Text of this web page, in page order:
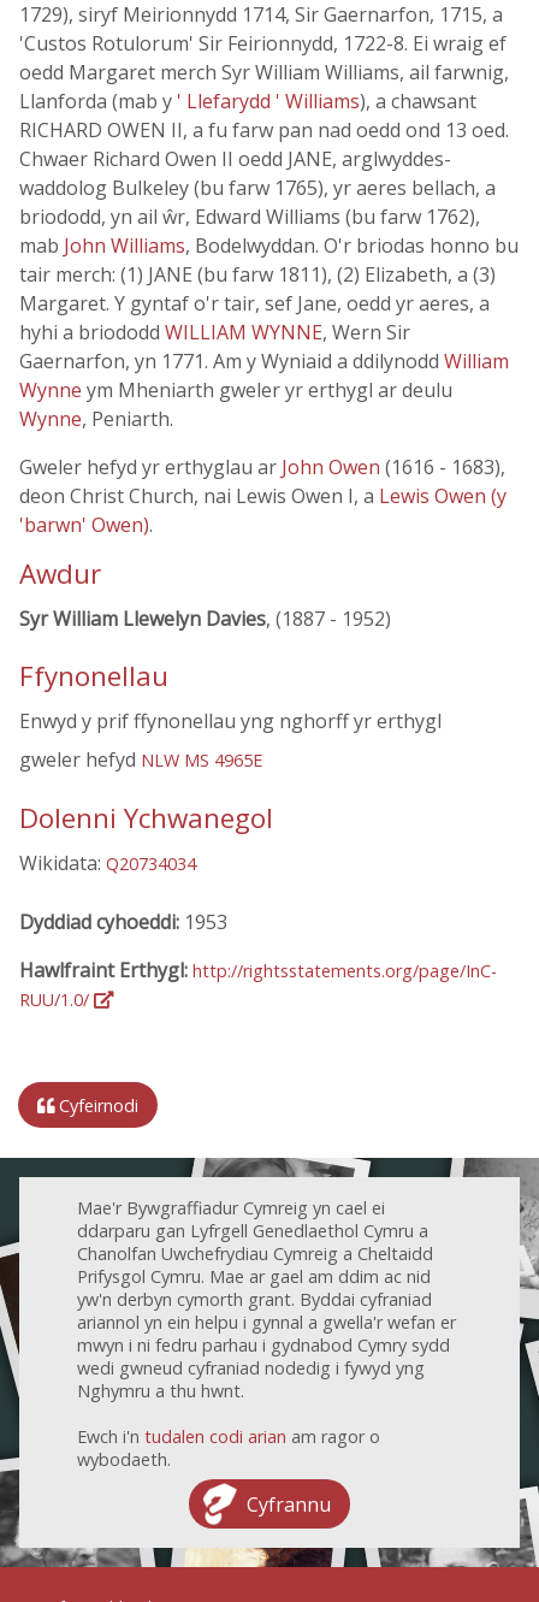
1729), siryf Meirionnydd 1714, Sir Gaernarfon, 1715, a
'Custos Rotulorum' Sir Feirionnydd, 1722-8. Ei wraig ef
oedd Margaret merch Syr William Williams, ail farwnig,
Llanforda (mab y ' Llefarydd ' Williams), a chawsant
RICHARD OWEN II, a fu farw pan nad oedd ond 13 oed.
Chwaer Richard Owen II oedd JANE, arglwyddes-
waddolog Bulkeley (bu farw 1765), yr aeres bellach, a
briododd, yn ail ŵr, Edward Williams (bu farw 1762),
mab John Williams, Bodelwyddan. O'r briodas honno bu
tair merch: (1) JANE (bu farw 1811), (2) Elizabeth, a (3)
Margaret. Y gyntaf o'r tair, sef Jane, oedd yr aeres, a
hyhi a briododd WILLIAM WYNNE, Wern Sir
Gaernarfon, yn 1771. Am y Wyniaid a ddilynodd William
Wynne ym Mheniarth gweler yr erthygl ar deulu
Wynne, Peniarth.
Gweler hefyd yr erthyglau ar John Owen (1616 - 1683),
deon Christ Church, nai Lewis Owen I, a Lewis Owen (y
'barwn' Owen).
Awdur
Syr William Llewelyn Davies, (1887 - 1952)
Ffynonellau
Enwyd y prif ffynonellau yng nghorff yr erthygl
gweler hefyd NLW MS 4965E
Dolenni Ychwanegol
Wikidata: Q20734034
Dyddiad cyhoeddi: 1953
Hawlfraint Erthygl: http://rightsstatements.org/page/InC-
RUU/1.0/
Cyfeirnodi
Mae'r Bywgraffiadur Cymreig yn cael ei
ddarparu gan Lyfrgell Genedlaethol Cymru a
Chanolfan Uwchefrydiau Cymreig a Cheltaidd
Prifysgol Cymru. Mae ar gael am ddim ac nid
yw'n derbyn cymorth grant. Byddai cyfraniad
ariannol yn ein helpu i gynnal a gwella'r wefan er
mwyn i ni fedru parhau i gydnabod Cymry sydd
wedi gwneud cyfraniad nodedig i fywyd yng
Nghymru a thu hwnt.
Ewch i'n tudalen codi arian am ragor o
wybodaeth.
Cyfrannu